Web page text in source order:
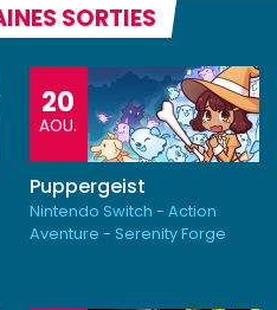
SORTIES
20
AOU.
Puppergeist
Nintendo Switch - Action
Aventure - Serenity Forge